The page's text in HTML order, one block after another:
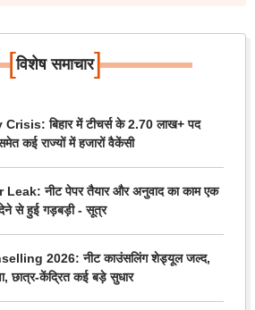
[विशेष समाचार]
बिहार में टीचर्स के 2.70 लाख+ पद
कई राज्यों में हजारों वैकेंसी
नीट पेपर तैयार और अनुवाद का काम एक
से हुई गड़बड़ी - सूत्र
2026: नीट काउंसलिंग शेड्यूल जल्द,
छात्र-केंद्रित कई बड़े सुधार